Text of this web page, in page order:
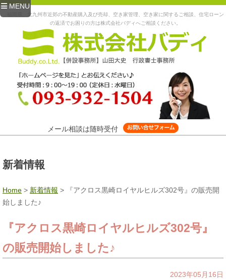
MENU
福岡県、北九州市近郊の不動産購入及び売却、空き家管理、空き家に関するご相談、住宅ローン
の返済でお困りの方は株式会社バディへご相談ください。
メール相談は随時受付
新着情報
Home > 新着情報 >
『アクロス黒崎ロイヤルヒルズ302号』の販売開
始しました♪
『アクロス黒崎ロイヤルヒルズ302号』
の販売開始しました♪
2023年05月16日